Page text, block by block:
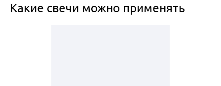
Какие свечи можно применять